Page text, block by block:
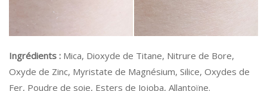
Ingrédients : Mica, Dioxyde de Titane, Nitrure de Bore,
Oxyde de Zinc, Myristate de Magnésium, Silice, Oxydes de
Fer, Poudre de soie, Esters de Jojoba, Allantoïne.